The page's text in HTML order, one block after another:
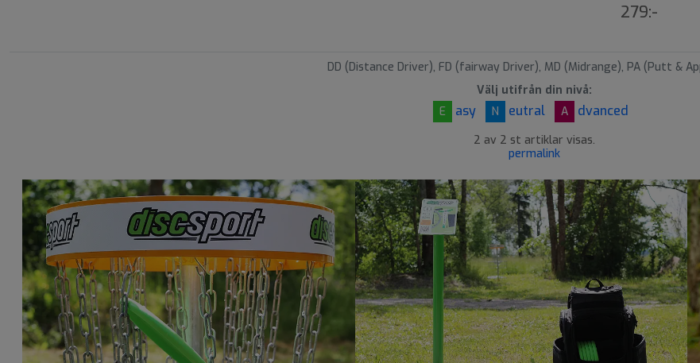
l
d
279:-
DD (Distance Driver), FD (fairway Driver), MD (Midrange), PA (Putt &
Välj utifrån din nivå:
E
asy N eutral A dvanced
2 av 2 st artiklar visas.
permalink